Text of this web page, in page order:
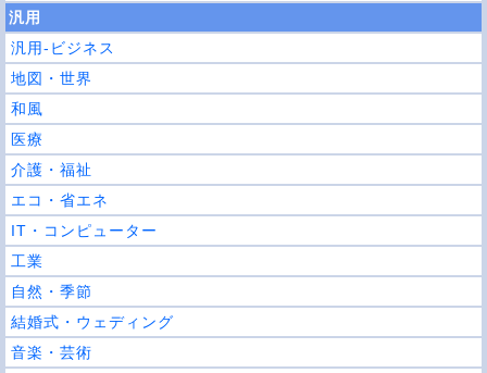
汎用
汎用-ビジネス
地図・世界
和風
医療
介護・福祉
エコ・省エネ
IT・コンピューター
工業
自然・季節
結婚式・ウェディング
音楽・芸術